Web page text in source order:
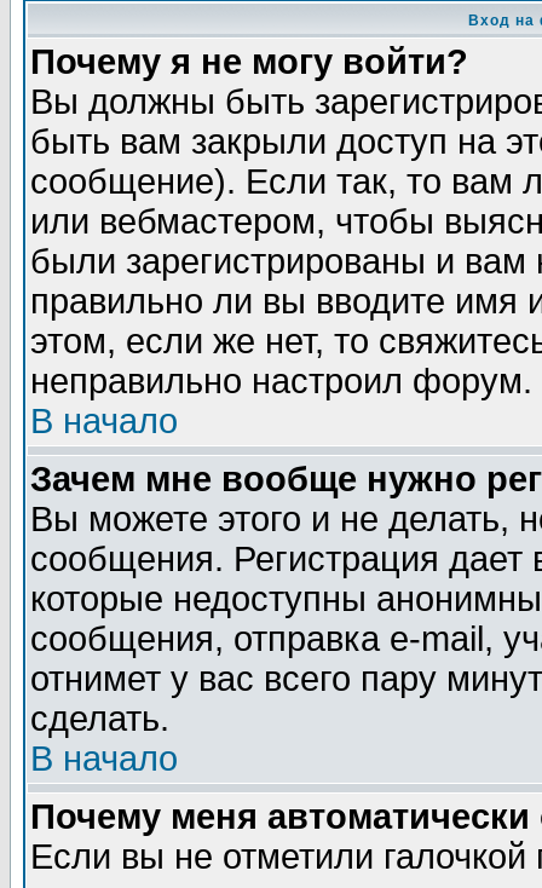
Вход на
Почему я не могу войти?
Вы должны быть
быть вам закрыли доступ на
сообщение). Если так, то вам
или вебмастером, чтобы
были зарегистрированы и вам
правильно ли вы вводите
этом, если же нет, то
неправильно настроил форум.
В начало
Зачем мне вообще нужно
Вы можете этого и не делать,
сообщения. Регистрация
которые недоступны
сообщения, отправка e-mail,
отнимет у вас всего пару
сделать.
В начало
Почему меня автоматически
Если вы не отметили галочкой